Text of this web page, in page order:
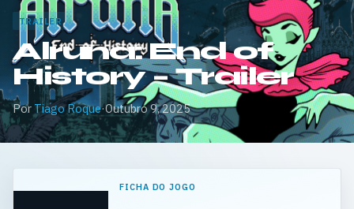
TRAILER
Alruna: End of
History – Trailer
Por Tiago Roque·Outubro 9, 2025
FICHA DO JOGO